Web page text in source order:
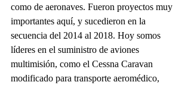
como de aeronaves. Fueron proyectos muy
importantes aquí, y sucedieron en la
secuencia del 2014 al 2018. Hoy somos
líderes en el suministro de aviones
multimisión, como el Cessna Caravan
modificado para transporte aeromédico,